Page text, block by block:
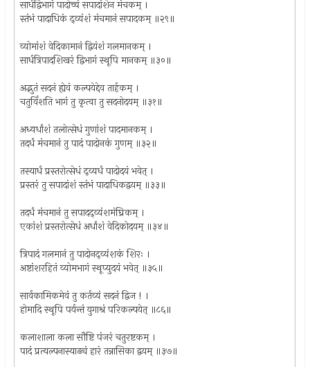
सार्धद्विभागं पादोच्चं सपादांशेन मंचकम् ।
स्तंभं पादाधिकं द्व्यंशं मंचमानं सपादकम् ॥२९॥
व्योमांशं वेदिकामानं द्वियंशं गलमानकम् ।
सार्धत्रिपादशिखरं द्विभागं स्थूपि मानकम् ॥३०॥
अद्भुतं सदनं ह्येवं कल्पयेद्देव तार्हकम् ।
चतुर्विंशति भागं तु कृत्वा तु सदनोदयम् ॥३१॥
अध्यर्धांशं तलोत्सेधं गुणांशं पादमानकम् ।
तदर्धं मंचमानं तु पादं पादोनकं गुणम् ॥३२॥
तस्यार्धं प्रस्तरोत्सेधं द्व्यर्धं पादोदयं भवेत् ।
प्रस्तरं तु सपादांशं स्तंभं पादाधिकद्वयम् ॥३३॥
तदर्धं मंचमानं तु सपादद्व्यंशमंघ्रिकम् ।
एकांशं प्रस्तरोत्सेधं अर्धांशं वेदिकोदयम् ॥३४॥
त्रिपादं गलमानं तु पादोनद्व्यंशकं शिरः ।
अष्टांशरहितं व्योमभागं स्थूप्युदयं भवेत् ॥३५॥
सार्वकामिकमेवं तु कर्तव्यं सदनं द्विज ! ।
होमादि स्थूपि पर्यन्तं युगाश्रं परिकल्पयेत् ॥८६॥
कलाशाला कला सौष्टि पंजरं चतुरष्टकम् ।
पादं प्रत्यल्पनास्याढ्यं हारं तन्नासिका द्वयम् ॥३७॥